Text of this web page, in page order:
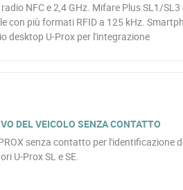
NFC e 2,4 GHz. Mifare Plus SL1/
con più formati RFID a 125 kHz.
desktop U-Prox per l'integrazione
DEL VEICOLO SENZA CONTATTO
senza contatto per l'identificazione
U-Prox SL e SE.